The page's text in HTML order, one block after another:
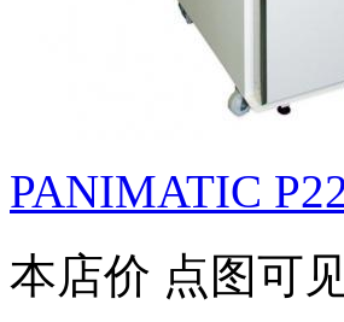
PANIMATIC
本店价 点图可